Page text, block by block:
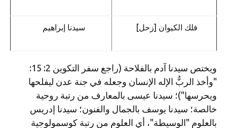
فلك الكيوان [زحل] سيدنا إبراهيم
ويختص سيدنا آدم بالفلاحة (راجع سفر التكوين 2: 15:
"وأخذ الربُّ الإله الإنسان وجعله في جنة عدن ليفلحها
ويحرسها")؛ سيدنا عيسى بالمعارف من رتبة روحية
خالصة؛ سيدنا يوسف بالجمال والفنون؛ سيدنا إدريس
بالعلوم "الوسيطة"، أي العلوم من رتبة كوسمولوجية